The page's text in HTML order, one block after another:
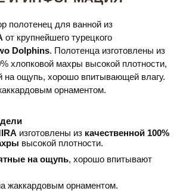
полотенец для ванной из
от крупнейшего турецкого
Dolphins. Полотенца изготовлены из
хлопковой махры высокой плотности,
на ощупь, хорошо впитывающей влагу.
орнаментом.
изготовлены из качественной 100%
высокой плотности.
на ощупь, хорошо впитывают
жаккардовым орнаментом.